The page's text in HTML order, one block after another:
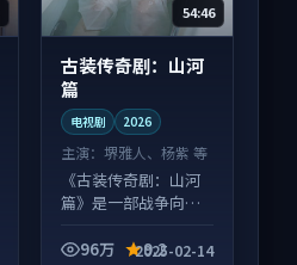
54:46
古装传奇剧：山河
篇
电视剧 2026
主演：堺雅人、杨紫 等
《古装传奇剧：山河
篇》是一部战争向电
齐全，观感爽快不拖
96万 9.2
2025-02-14